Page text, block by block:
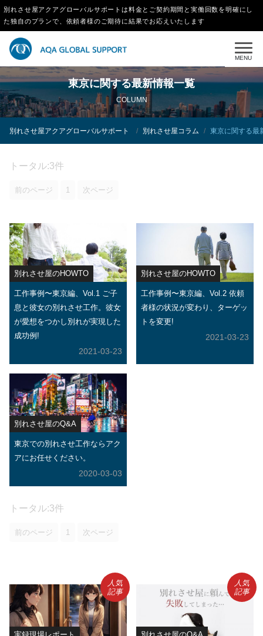
別れさせ屋アクアグローバルサポートは料金とご契約期間と実働回数を明確にし
た独自のプランで、依頼者様のご期待に結果でお応えいたします
MENU
東京に関する最新情報一覧
COLUMN
別れさせ屋アクアグローバルサポート 別れさせ屋コラム 東京に関する最
トータル:3件
前のページ 1 次ページ
別れさせ屋のHOWTO
工作事例〜東京編、Vol.1 ご子
息と彼女の別れさせ工作。彼女
が愛想をつかし別れが実現した
成功例!
2021-03-23
別れさせ屋のHOWTO
工作事例〜東京編、Vol.2 依頼
者様の状況が変わり、ターゲッ
トを変更!
2021-03-23
別れさせ屋のQ&A
東京での別れさせ工作ならアク
アにお任せください。
2020-03-03
トータル:3件
前のページ 1 次ページ
人気
記事
人気
記事